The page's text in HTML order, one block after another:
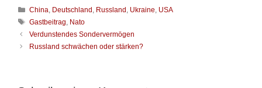
K
a
t
g
China, Deutschland , Russland , Ukraine, USA
S
c
h
Gastbeitrag, Nato
B
e
a
Verdunstendes Sondervermögen
Russland schwächen oder stärken?